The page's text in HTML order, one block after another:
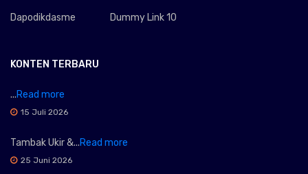
Dapodikdasme Dummy Link 10
KONTEN TERBARU
...Read more
15 Juli 2026
Tambak Ukir &...Read more
25 Juni 2026